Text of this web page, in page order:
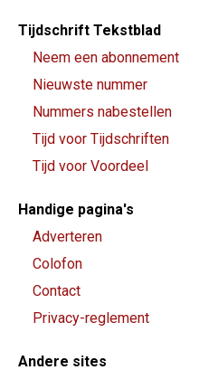
Tijdschrift Tekstblad
Neem een abonnement
Nieuwste nummer
Nummers nabestellen
Tijd voor Tijdschriften
Tijd voor Voordeel
Handige pagina's
Adverteren
Colofon
Contact
Privacy-reglement
Andere sites